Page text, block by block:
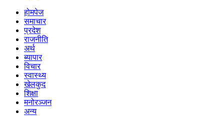
होमपेज
समाचार
प्रदेश
राजनीति
अर्थ
ब्यापार
विचार
स्वास्थ्य
खेलकुद
शिक्षा
मनोरञ्जन
अन्य